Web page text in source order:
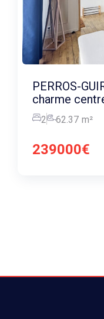
PERROS-
charme
2 62.37 m²
239000€